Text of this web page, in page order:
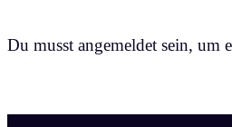
Du musst angemeldet sein, um